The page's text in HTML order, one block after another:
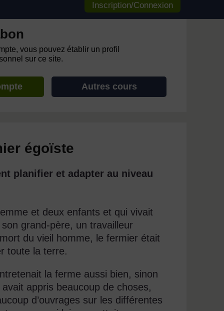
Inscription/Connexion
vous pouvez établir un profil
sur ce site.
Autres cours
égoïste
planifier et adapter au niveau
et deux enfants et qui vivait
grand-père, un travailleur
du vieil homme, le fermier était
toute la terre.
la ferme aussi bien, sinon
appris beaucoup de choses,
d’ouvrages sur les différentes